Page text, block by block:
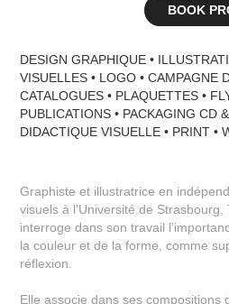
BOOK
DESIGN GRAPHIQUE •
VISUELLES • LOGO • CAMPAGNE
CATALOGUES • PLAQUETTES •
PUBLICATIONS • PACKAGING CD
DIDACTIQUE VISUELLE • PRINT •
Graphiste et illustratrice en
visuels à l'Université de Strasbourg,
interroge dans son travail
la couleur et de la forme, comme
réflexion.
Elle associe dans ses compositions